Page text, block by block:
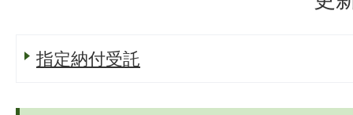
指定納付受託